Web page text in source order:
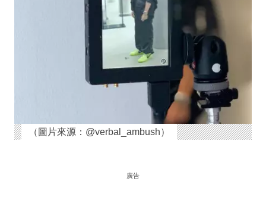
（圖片來源：@verbal_ambush）
廣告